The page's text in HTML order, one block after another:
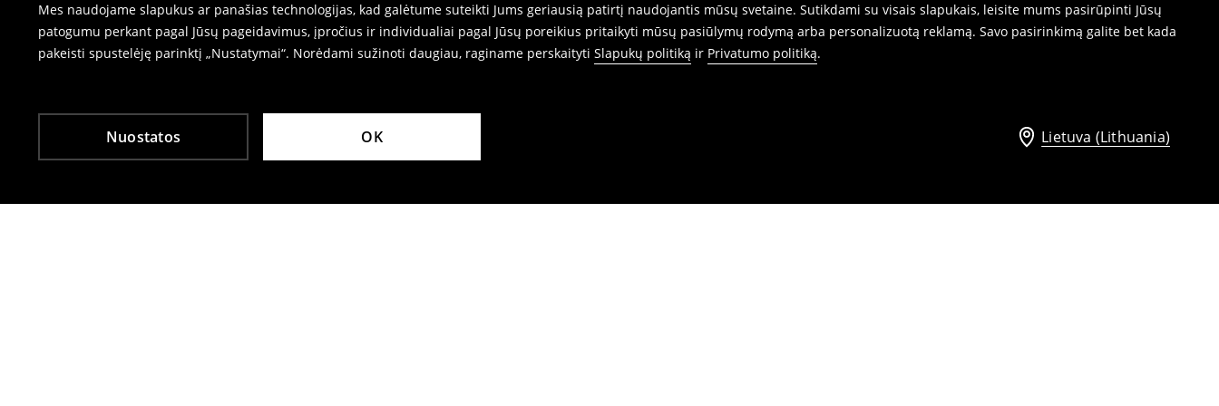
Mes naudojame slapukus ar panašias technologijas, kad galėtume suteikti Jums geriausią patirtį naudojantis mūsų svetaine. Sutikdami su visais slapukais, leisite mums pasirūpinti Jūsų
patogumu perkant pagal Jūsų pageidavimus, įpročius ir individualiai pagal Jūsų poreikius pritaikyti mūsų pasiūlymų rodymą arba personalizuotą reklamą. Savo pasirinkimą galite bet kada
pakeisti spustelėję parinktį „Nustatymai“. Norėdami sužinoti daugiau, raginame perskaityti Slapukų politiką ir Privatumo politiką.
Nuostatos OK Lietuva (Lithuania)